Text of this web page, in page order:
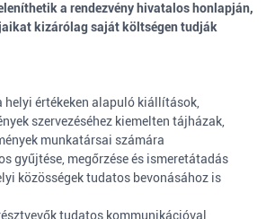
a rendezvény hivatalos honlapján,
kizárólag saját költségen tudják
helyi értékeken alapuló kiállítások,
szervezéséhez kiemelten tájházak,
munkatársai számára
gyűjtése, megőrzése és ismeretátadás
közösségek tudatos bevonásához is
tudatos kommunikációval